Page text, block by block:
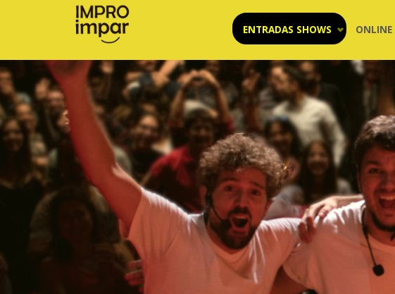
Saltar
contenido
ENTRADAS SHOWS ONLINE